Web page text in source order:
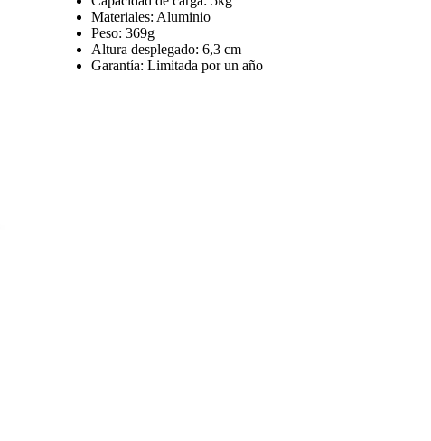
Materiales: Aluminio
Peso: 369g
Altura desplegado: 6,3 cm
Garantía: Limitada por un año